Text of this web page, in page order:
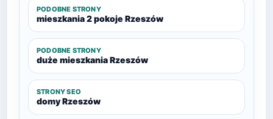
PODOBNE STRONY
mieszkania 2 pokoje Rzeszów
PODOBNE STRONY
duże mieszkania Rzeszów
STRONY SEO
domy Rzeszów